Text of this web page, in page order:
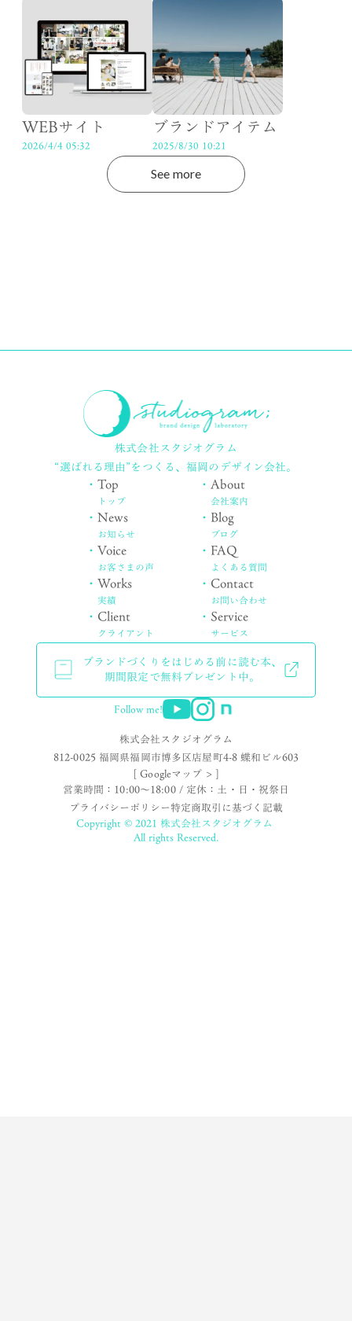
WEBサイト
2026/4/4 05:32
ブランドアイテム
2025/8/30 10:21
See more
株式会社スタジオグラム
“選ばれる理由”をつくる、福岡のデザイン会社。
・Top
トップ
・News
お知らせ
・Voice
お客さまの声
・Works
実績
・ Client
クライアント
・About
会社案内
・ Blog
ブログ
・ FAQ
よくある質問
・ Contact
お問い合わせ
・ Service
サービス
ブランドづくりをはじめる前に読む本、
期間限定で無料プレゼント中。
Follow me!
株式会社スタジオグラム
812-0025 福岡県福岡市博多区店屋町4-8 蝶和ビル603
[ Googleマップ > ]
営業時間：10:00〜18:00 / 定休：土・日・祝祭日
プライバシーポリシー特定商取引に基づく記載
Copyright © 2021 株式会社スタジオグラム
All rights Reserved.